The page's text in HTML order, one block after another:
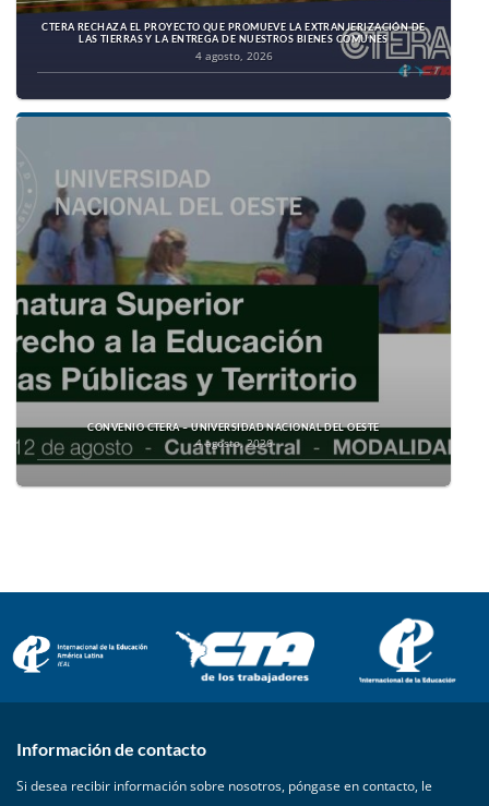
CTERA RECHAZA EL PROYECTO QUE PROMUEVE LA EXTRANJERIZACIÓN DE
LAS TIERRAS Y LA ENTREGA DE NUESTROS BIENES COMUNES
4 agosto, 2026
CONVENIO CTERA – UNIVERSIDAD NACIONAL DEL OESTE
4 agosto, 2026
Información de contacto
Si desea recibir información sobre nosotros, póngase en contacto, le